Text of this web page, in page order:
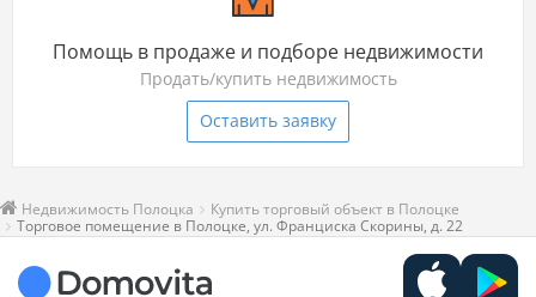
Помощь в продаже и подборе недвижимости
Продать/купить недвижимость
Оставить заявку
Недвижимость Полоцка
Купить торговый объект в Полоцке
Торговое помещение в Полоцке, ул. Франциска Скорины, д. 22